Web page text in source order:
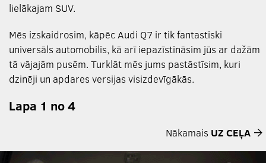
lielākajam SUV.
Mēs izskaidrosim, kāpēc Audi Q7 ir tik fantastiski
universāls automobilis, kā arī iepazīstināsim jūs ar dažām
tā vājajām pusēm. Turklāt mēs jums pastāstīsim, kuri
dzinēji un apdares versijas visizdevīgākās.
Lapa 1 no 4
Nākamais UZ CEĻA